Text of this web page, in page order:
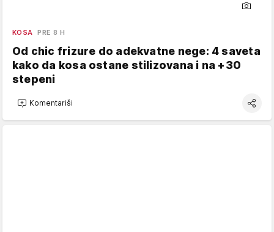
KOSA PRE 8 H
Od chic frizure do adekvatne nege: 4 saveta
kako da kosa ostane stilizovana i na +30
stepeni
Komentariši